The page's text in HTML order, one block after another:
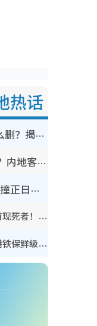
热话
WhatsApp预设贴图怎么删？揭秘1招“反向操作”还原简洁界面 附3步实测教程
香港山边铁闸边门大开？内地客困惑意义何在！网友神回复：这种叫法理性防御
鬼门开2026｜农历七月撞正日全食特别邪？专家警告切忌做一事！揭4大禁忌+2招保平安
夺命寄生虫｜食生菜狂泻首现死者！疫潮恶化录1.8万宗病例 揭洗菜3大谬误
内地客夸港人不识老！揭港铁保鲜级冷气 港人求放过：别投诉